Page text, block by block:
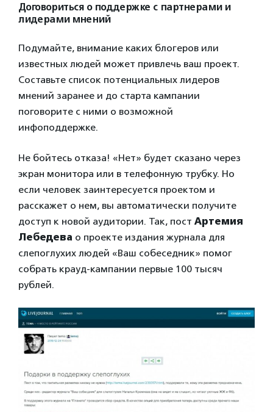
Договориться о поддержке с партнерами и
лидерами мнений
Подумайте, внимание каких блогеров или
известных людей может привлечь ваш проект.
Составьте список потенциальных лидеров
мнений заранее и до старта кампании
поговорите с ними о возможной
инфоподдержке.
Не бойтесь отказа! «Нет» будет сказано через
экран монитора или в телефонную трубку. Но
если человек заинтересуется проектом и
расскажет о нем, вы автоматически получите
доступ к новой аудитории. Так, пост Артемия
Лебедева о проекте издания журнала для
слепоглухих людей «Ваш собеседник» помог
собрать крауд-кампании первые 100 тысяч
рублей.